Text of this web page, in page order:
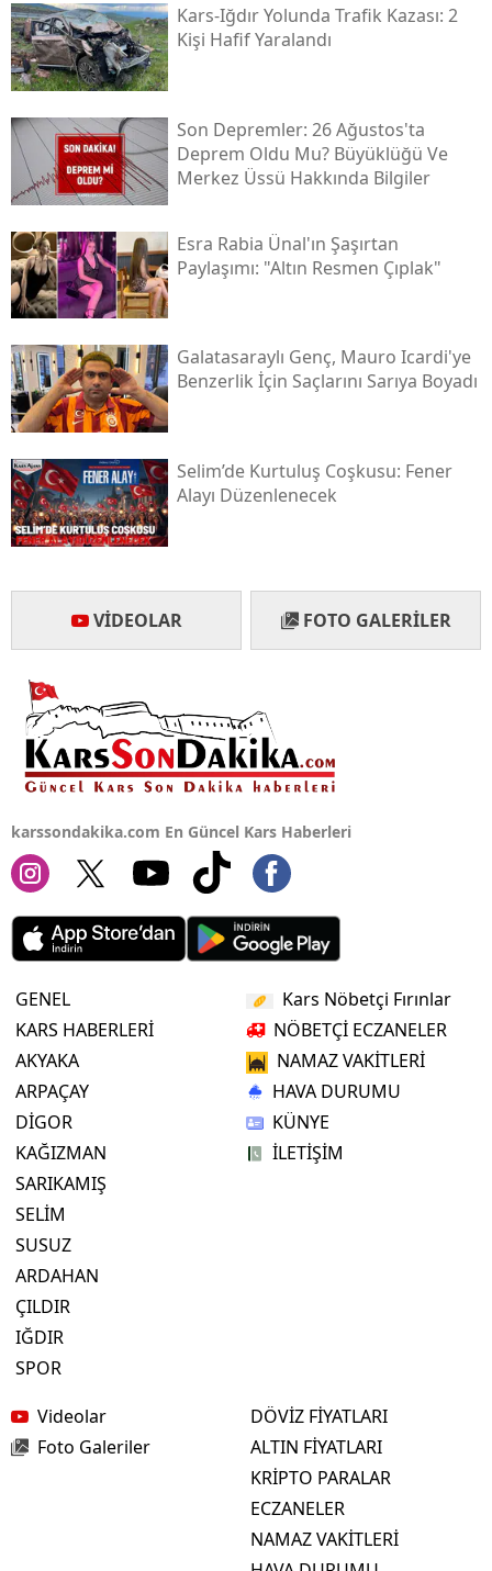
Yozgat
Zonguldak
Bayburt
Kırıkkale
Iğdır
Yalova
Kars-Iğdır Yolunda Trafik Kazası: 2
Kişi Hafif Yaralandı
Son Depremler: 26 Ağustos'ta
Deprem Oldu Mu? Büyüklüğü Ve
Merkez Üssü Hakkında Bilgiler
Esra Rabia Ünal'ın Şaşırtan
Paylaşımı: "altın Resmen Çıplak"
Galatasaraylı Genç, Mauro Icardi'ye
Benzerlik İçin Saçlarını Sarıya Boyadı
Selim’de Kurtuluş Coşkusu: Fener
Alayı Düzenlenecek
VIDEOLAR FOTO GALERILER
karssondakika.com En Güncel Kars Haberleri
GENEL
KARS HABERLERİ
AKYAKA
ARPAÇAY
DİGOR
KAĞIZMAN
SARIKAMIŞ
SELİM
SUSUZ
ARDAHAN
ÇILDIR
IĞDIR
SPOR
Kars Nöbetçi Fırınlar
NÖBETÇİ ECZANELER
NAMAZ VAKİTLERİ
HAVA DURUMU
KÜNYE
İLETİŞİM
Videolar
Foto Galeriler
DÖVİZ FİYATLARI
ALTIN FİYATLARI
KRİPTO PARALAR
ECZANELER
NAMAZ VAKİTLERİ